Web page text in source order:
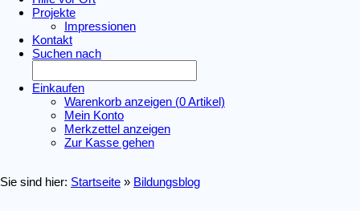
Projekte
Impressionen
Kontakt
Suchen nach
Einkaufen
Warenkorb anzeigen (0Artikel)
Mein Konto
Merkzettel anzeigen
Zur Kasse gehen
Sie sind hier: Startseite » Bildungsblog